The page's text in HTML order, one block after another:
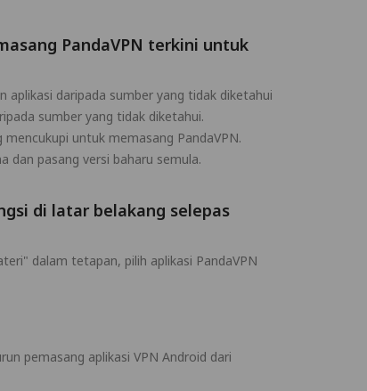
PandaVPN terkini untuk
daripada sumber yang tidak diketahui
sumber yang tidak diketahui.
untuk memasang PandaVPN.
dan pasang versi baharu semula.
di latar belakang selepas
dalam tetapan, pilih aplikasi PandaVPN
pemasang aplikasi VPN Android dari